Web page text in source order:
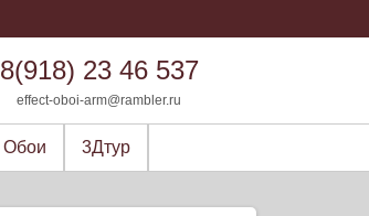
8(918) 23 46 537
effect-oboi-arm@rambler.ru
Обои 3Дтур